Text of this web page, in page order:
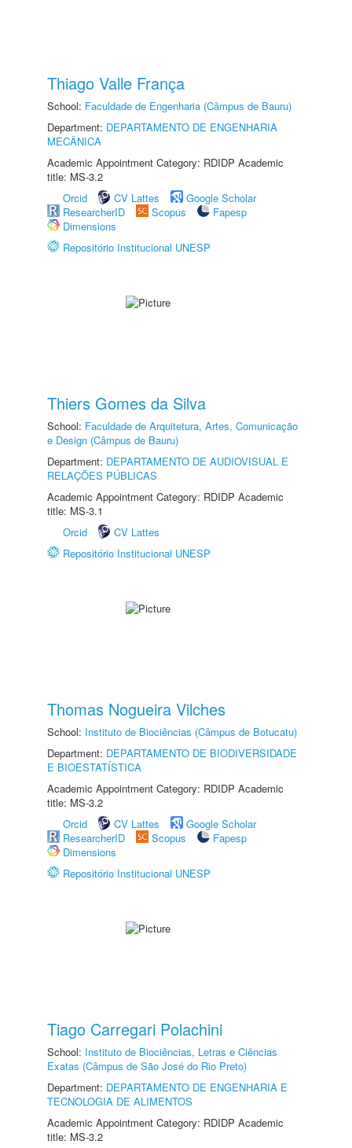
Thiago Valle França
School: Faculdade de Engenharia (Câmpus de Bauru)
Department: DEPARTAMENTO DE ENGENHARIA
MECÂNICA
Academic Appointment Category: RDIDP Academic
title: MS-3.2
Orcid
CV Lattes
Google Scholar
ResearcherID
Scopus
Fapesp
Dimensions
Repositório Institucional UNESP
Thiers Gomes da Silva
School: Faculdade de Arquitetura, Artes, Comunicação
e Design (Câmpus de Bauru)
Department: DEPARTAMENTO DE AUDIOVISUAL E
RELAÇÕES PÚBLICAS
Academic Appointment Category: RDIDP Academic
title: MS-3.1
Orcid
CV Lattes
Repositório Institucional UNESP
Thomas Nogueira Vilches
School: Instituto de Biociências (Câmpus de Botucatu)
Department: DEPARTAMENTO DE BIODIVERSIDADE
E BIOESTATÍSTICA
Academic Appointment Category: RDIDP Academic
title: MS-3.2
Orcid
CV Lattes
Google Scholar
ResearcherID
Scopus
Fapesp
Dimensions
Repositório Institucional UNESP
Tiago Carregari Polachini
School: Instituto de Biociências, Letras e Ciências
Exatas (Câmpus de São José do Rio Preto)
Department: DEPARTAMENTO DE ENGENHARIA E
TECNOLOGIA DE ALIMENTOS
Academic Appointment Category: RDIDP Academic
title: MS-3.2